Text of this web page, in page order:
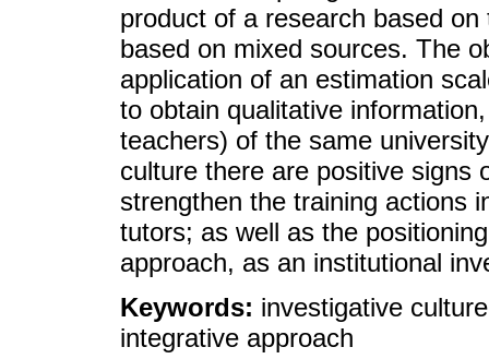
product of a research based
based on mixed sources. The
application of an estimation
to obtain qualitative
teachers) of the same
culture there are positive signs
strengthen the training actions
tutors; as well as the
approach, as an institutional
Keywords: investigative
integrative approach